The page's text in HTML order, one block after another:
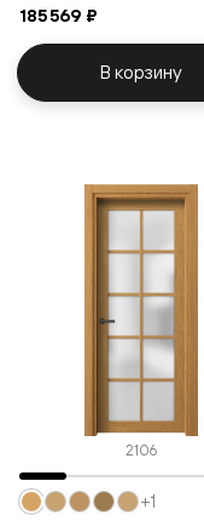
185 569 ₽
В корзину
2106
+1